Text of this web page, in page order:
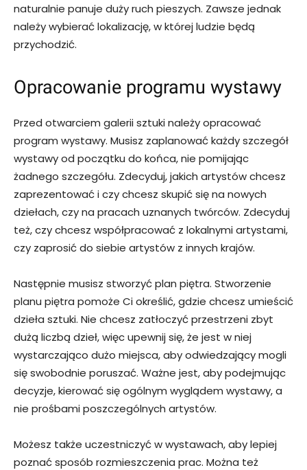
naturalnie panuje duży ruch pieszych. Zawsze jednak
należy wybierać lokalizację, w której ludzie będą
przychodzić.
Opracowanie programu wystawy
Przed otwarciem galerii sztuki należy opracować
program wystawy. Musisz zaplanować każdy szczegół
wystawy od początku do końca, nie pomijając
żadnego szczegółu. Zdecyduj, jakich artystów chcesz
zaprezentować i czy chcesz skupić się na nowych
dziełach, czy na pracach uznanych twórców. Zdecyduj
też, czy chcesz współpracować z lokalnymi artystami,
czy zaprosić do siebie artystów z innych krajów.
Następnie musisz stworzyć plan piętra. Stworzenie
planu piętra pomoże Ci określić, gdzie chcesz umieścić
dzieła sztuki. Nie chcesz zatłoczyć przestrzeni zbyt
dużą liczbą dzieł, więc upewnij się, że jest w niej
wystarczająco dużo miejsca, aby odwiedzający mogli
się swobodnie poruszać. Ważne jest, aby podejmując
decyzje, kierować się ogólnym wyglądem wystawy, a
nie prośbami poszczególnych artystów.
Możesz także uczestniczyć w wystawach, aby lepiej
poznać sposób rozmieszczenia prac. Można też